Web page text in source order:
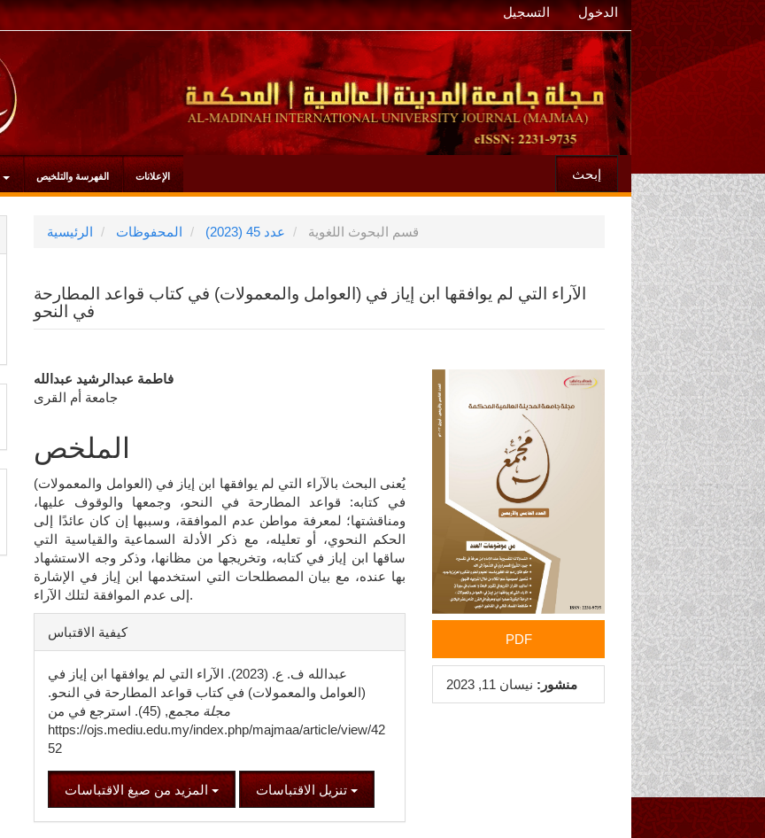
التسجيل الدخول
الفهرسة والتلخيص الإعلانات إبحث
الرئيسية المحفوظات عدد 45 (2023) قسم البحوث اللغوية
الآراء التي لم يوافقها ابن إياز في (العوامل والمعمولات) في كتاب قواعد المطارحة
في النحو
الشريط
الجانبي
للمقالة
PDF
منشور: نيسان 11, 2023
محتوى
المقالة
الرئيسي
فاطمة عبدالرشيد عبدالله
جامعة أم القرى
الملخص
يُعنى البحث بالآراء التي لم يوافقها ابن إياز في (العوامل والمعمولات)
في كتابه: قواعد المطارحة في النحو، وجمعها والوقوف عليها،
ومناقشتها؛ لمعرفة مواطن عدم الموافقة، وسببها إن كان عائدًا إلى
الحكم النحوي، أو تعليله، مع ذكر الأدلة السماعية والقياسية التي
ساقها ابن إياز في كتابه، وتخريجها من مظانها، وذكر وجه الاستشهاد
بها عنده، مع بيان المصطلحات التي استخدمها ابن إياز في الإشارة
إلى عدم الموافقة لتلك الآراء.
تفاصيل
المقالة
كيفية الاقتباس
عبدالله ف. ع. (2023). الآراء التي لم يوافقها ابن إياز في
(العوامل والمعمولات) في كتاب قواعد المطارحة في النحو.
مجلة مجمع
, (45). استرجع في من
https://ojs.mediu.edu.my/index.php/majmaa/article/view/42
52
المزيد من صيغ الاقتباسات تنزيل الاقتباسات